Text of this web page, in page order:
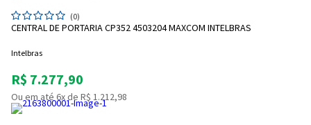
(0)
CENTRAL DE PORTARIA CP352 4503204 MAXCOM INTELBRAS
Intelbras
R$ 7.277,90
Ou em até 6x de R$ 1.212,98